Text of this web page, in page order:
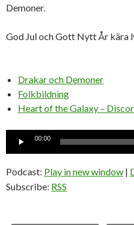
Demoner.
God Jul och Gott Nytt År kära
Drakar och Demoner
Folkbildning
Heart of the Galaxy –
Ljudspelare
00:00
Podcast: Play in new window |
Subscribe: RSS